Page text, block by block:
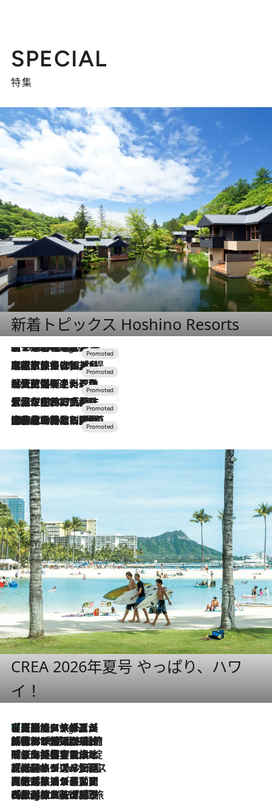
SPECIAL
特集
新着トピックス Hoshino Resorts
2 Hours Ago
【トンボの足水浴】ヒノキの香りに包まれて涼感マックス！約13℃の湧水かけ流しを避暑地「星野温泉 トンボの湯」で体験
2026.7.31
【ホテル帰省】という選択肢をOMOが提案。家族とほどよい距離を保つには「昼は実家、夜は気兼ねなくホテルで！」
2026.7.24
【夏限定ディナーコース】旬を迎える稚鮎や花ズッキーニなどをイタリア・トスカーナの郷土料理の手法で満喫！
2026.7.17
「土佐和ハーブかき氷」がOMO7高知に登場！生姜、山椒、大葉など目にも舌にも涼を呼ぶ郷土の味
2026.7.10
NEW OPEN！【界 草津】名湯の地に誕生。趣の異なる2種の温泉と上州ならではの会席・蕎麦割烹など美食を味わう究極の癒やし旅
CREA 2026年夏号 やっぱり、ハワ
イ！
4 Hours Ago
【厳選旅コスメ】「多機能アイテムがメイン！」旅好き美容エディターが選んだ夏旅ベストコスメを発表【Mサイズジップ】
2026.8.6
「荷物が増えるほど旅ストレスは増す」美容ジャーナリストがたどり着いた最終結論。“化粧品を劇的に減らす”感動の凝縮美容とは
2026.8.6
「旅先には金髪ウィッグを持参」日本と同じメイクでは損してる!? 美容ジャーナリストが提案する“掟破りの旅美容”とは
2026.8.6
【厳選旅コスメ】「身軽さ＆UV対策重視！」ヘアアーティストshucoが選んだ夏旅ベストコスメを発表【Mサイズジップ】
2026.8.5
【厳選旅コスメ】国内をあちこち移動する河井菜摘が選んだ夏旅ベストコスメ発表！「リラックスアイテムはマスト」【Mサイズジップ】
2026.8.4
【厳選旅コスメ】「紫外線＆乾燥対策しながらメイク感も！」ヘア＆メイクGeorgeが選んだ夏旅ベストコスメを発表！【Mサイズジップ】